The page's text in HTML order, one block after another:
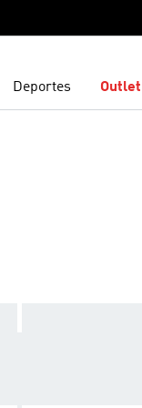
Deportes Outlet